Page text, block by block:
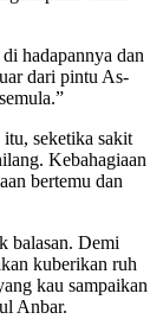
hadapannya dan
dari pintu As-
seketika sakit
Kebahagiaan
bertemu dan
balasan. Demi
kuberikan ruh
kau sampaikan
Anbar.